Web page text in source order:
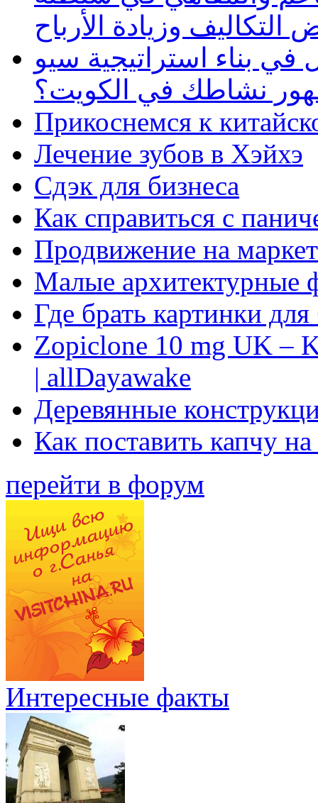
وزيادة الأرباح
بناء استراتيجية سيو
نشاطك في الكويت؟
Прикоснемся к
Лечение зубов в Хэйхэ
Сдэк для бизнеса
Как справиться с
Продвижение на
Малые архитектурные
Где брать картинки
Zopiclone 10 mg UK –
| allDayawake
Деревянные
Как поставить капчу
перейти в форум
Интересные факты